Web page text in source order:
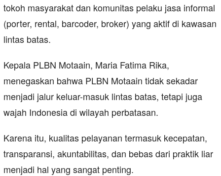
tokoh masyarakat dan komunitas pelaku jasa informal
(porter, rental, barcoder, broker) yang aktif di kawasan
lintas batas.
Kepala PLBN Motaain, Maria Fatima Rika,
menegaskan bahwa PLBN Motaain tidak sekadar
menjadi jalur keluar-masuk lintas batas, tetapi juga
wajah Indonesia di wilayah perbatasan.
Karena itu, kualitas pelayanan termasuk kecepatan,
transparansi, akuntabilitas, dan bebas dari praktik liar
menjadi hal yang sangat penting.